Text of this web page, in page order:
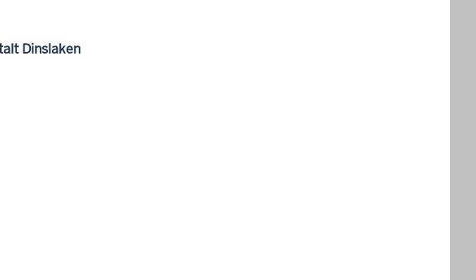
Dinslaken